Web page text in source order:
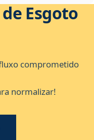
Esgoto
comprometido
normalizar!